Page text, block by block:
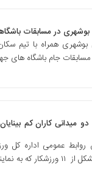
بوشهری همراه با تیم
جام باشگاه های
میدانی کاران کم
روابط عمومی اداره کل
به نمایندگی...